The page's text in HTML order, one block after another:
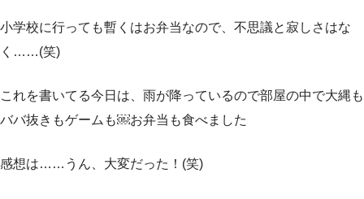
小学校に行っても暫くはお弁当なので、不思議と寂しさはな
く……(笑)
これを書いてる今日は、雨が降っているので部屋の中で大縄も
ババ抜きもゲームも￼お弁当も食べました
感想は……うん、大変だった！(笑)